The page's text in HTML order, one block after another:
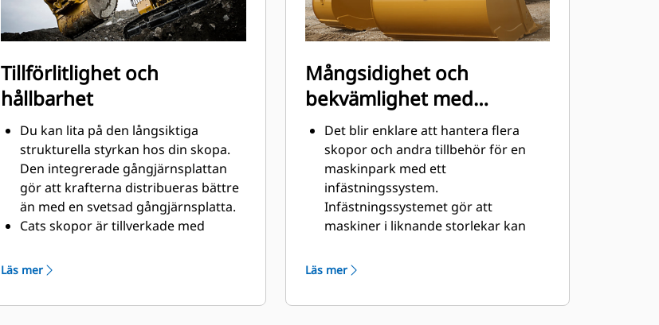
Tillförlitlighet och
hållbarhet
Du kan lita på den långsiktiga
strukturella styrkan hos din skopa.
Den integrerade gångjärnsplattan
gör att krafterna distribueras bättre
än med en svetsad gångjärnsplatta.
Cats skopor är tillverkade med
särskilt komponenter som utsätts
Skydda skopans viktigaste ytor med
Läs mer
Mångsidighet och
bekvämlighet med
snabbkopplingar
Det blir enklare att hantera flera
skopor och andra tillbehör för en
maskinpark med ett
infästningssystem.
Infästningssystemet gör att
maskiner i liknande storlekar kan
bytas på några sekunder utan att
säkerhet.
Läs mer